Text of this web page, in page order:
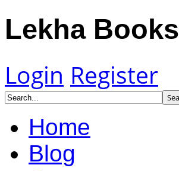
Lekha Books
Login Register
Home
Blog